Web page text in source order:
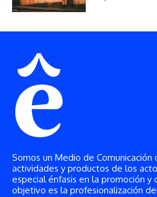
Somos un Medio de Comunicación
actividades y productos de los
especial énfasis en la promoción y
objetivo es la profesionalización